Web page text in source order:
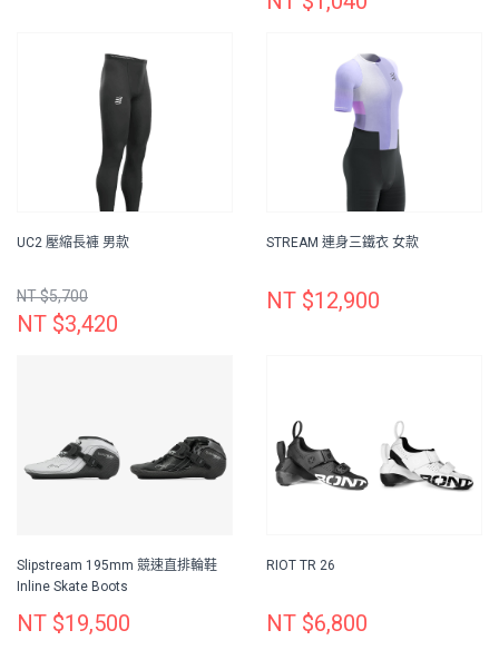
UC2 壓縮長褲 男款
NT $5,700
NT $3,420
STREAM 連身三鐵衣 女款
NT $12,900
Slipstream 195mm 競速直排輪鞋
Inline Skate Boots
NT $19,500
RIOT TR 26
NT $6,800